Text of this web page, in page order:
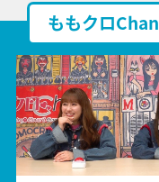
ももクロChan